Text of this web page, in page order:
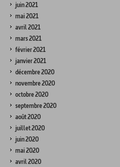
juin 2021
mai 2021
avril 2021
mars 2021
février 2021
janvier 2021
décembre 2020
novembre 2020
octobre 2020
septembre 2020
août 2020
juillet 2020
juin 2020
mai 2020
avril 2020